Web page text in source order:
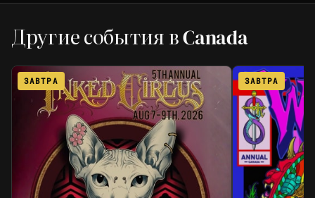
Другие события в Canada
ЗАВТРА ЗАВТРА